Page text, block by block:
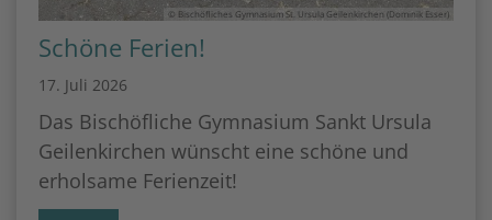
© Bischöfliches Gymnasium St. Ursula Geilenkirchen (Dominik Esser)
Schöne Ferien!
17. Juli 2026
Das Bischöfliche Gymnasium Sankt Ursula
Geilenkirchen wünscht eine schöne und
erholsame Ferienzeit!